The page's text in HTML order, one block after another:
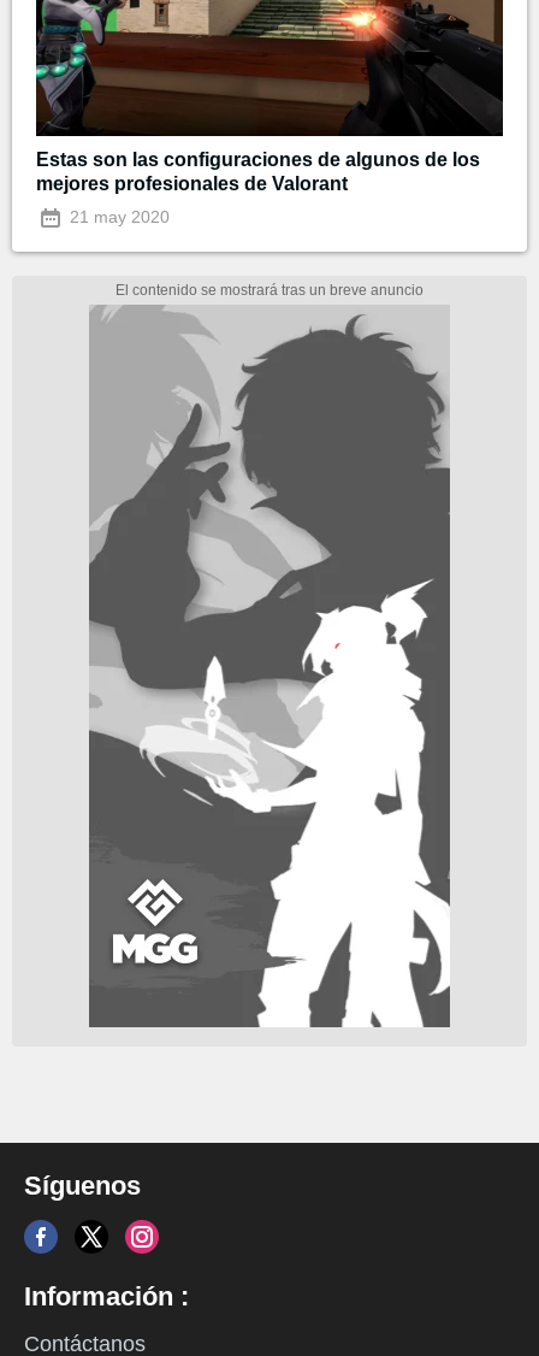
Estas son las configuraciones de algunos de los
mejores profesionales de Valorant
21 may 2020
Síguenos
Información :
Contáctanos